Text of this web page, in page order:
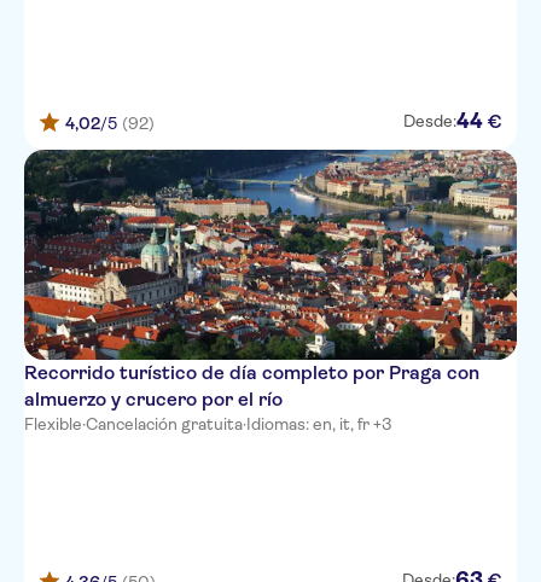
4,02/5 (92) Desde:44 €
Recorrido turístico de día completo por Praga con
almuerzo y crucero por el río
Flexible·Cancelación gratuita·Idiomas: en, it, fr +3